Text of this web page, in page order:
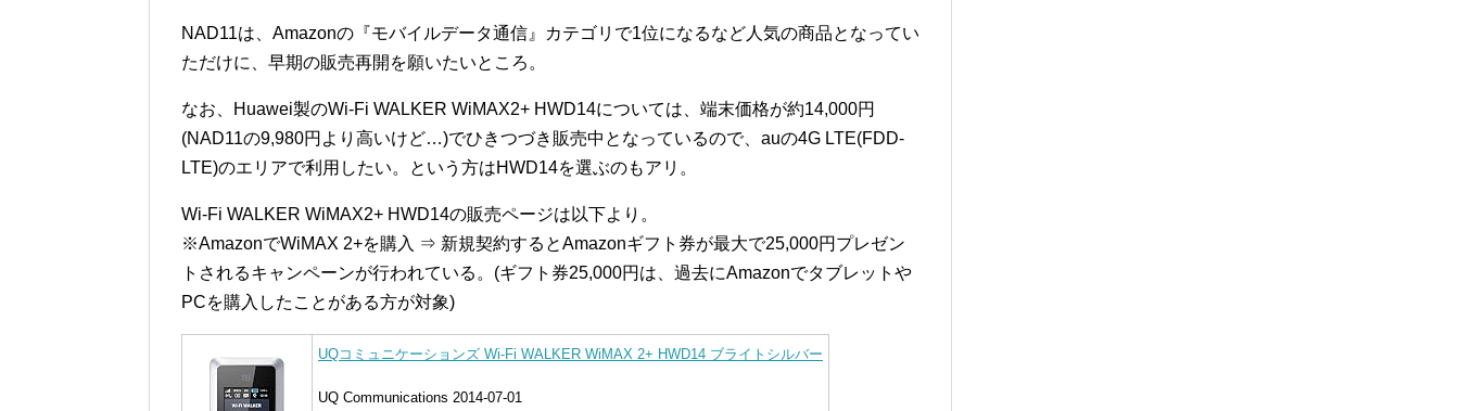
NAD11は、Amazonの『モバイルデータ通信』カテゴリで1位になるなど人気の商品となってい
ただけに、早期の販売再開を願いたいところ。
なお、Huawei製のWi-Fi WALKER WiMAX2+ HWD14については、端末価格が約14,000円
(NAD11の9,980円より高いけど…)でひきつづき販売中となっているので、auの4G LTE(FDD-
LTE)のエリアで利用したい。という方はHWD14を選ぶのもアリ。
Wi-Fi WALKER WiMAX2+ HWD14の販売ページは以下より。
※AmazonでWiMAX 2+を購入 ⇒ 新規契約するとAmazonギフト券が最大で25,000円プレゼン
トされるキャンペーンが行われている。(ギフト券25,000円は、過去にAmazonでタブレットや
PCを購入したことがある方が対象)
UQコミュニケーションズ Wi-Fi WALKER WiMAX 2+ HWD14 ブライトシルバー
UQ Communications 2014-07-01